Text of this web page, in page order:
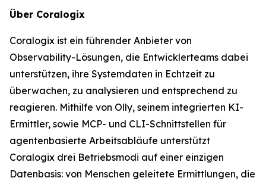
Über Coralogix
Coralogix ist ein führender Anbieter von
Observability-Lösungen, die Entwicklerteams dabei
unterstützen, ihre Systemdaten in Echtzeit zu
überwachen, zu analysieren und entsprechend zu
reagieren. Mithilfe von Olly, seinem integrierten KI-
Ermittler, sowie MCP- und CLI-Schnittstellen für
agentenbasierte Arbeitsabläufe unterstützt
Coralogix drei Betriebsmodi auf einer einzigen
Datenbasis: von Menschen geleitete Ermittlungen, die